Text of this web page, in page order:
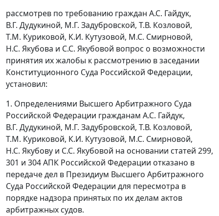
рассмотрев по требованию граждан А.С. Гайдук,
В.Г. Дудукиной, М.Г. Задубровской, Т.В. Козловой,
Т.М. Куриковой, К.И. Кутузовой, М.С. Смирновой,
Н.С. Якубова и С.С. Якубовой вопрос о возможности
принятия их жалобы к рассмотрению в заседании
Конституционного Суда Российской Федерации,
установил:
1. Определениями Высшего Арбитражного Суда
Российской Федерации гражданам А.С. Гайдук,
В.Г. Дудукиной, М.Г. Задубровской, Т.В. Козловой,
Т.М. Куриковой, К.И. Кутузовой, М.С. Смирновой,
Н.С. Якубову и С.С. Якубовой на основании статей 299,
301 и 304АПК Российской Федерации отказано в
передаче дел в Президиум Высшего Арбитражного
Суда Российской Федерации для пересмотра в
порядке надзора принятых по их делам актов
арбитражных судов.